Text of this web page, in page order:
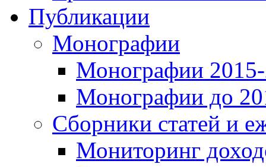
Публикации
Монографии
Монографии 2015-
Монографии до
Сборники статей и
Мониторинг